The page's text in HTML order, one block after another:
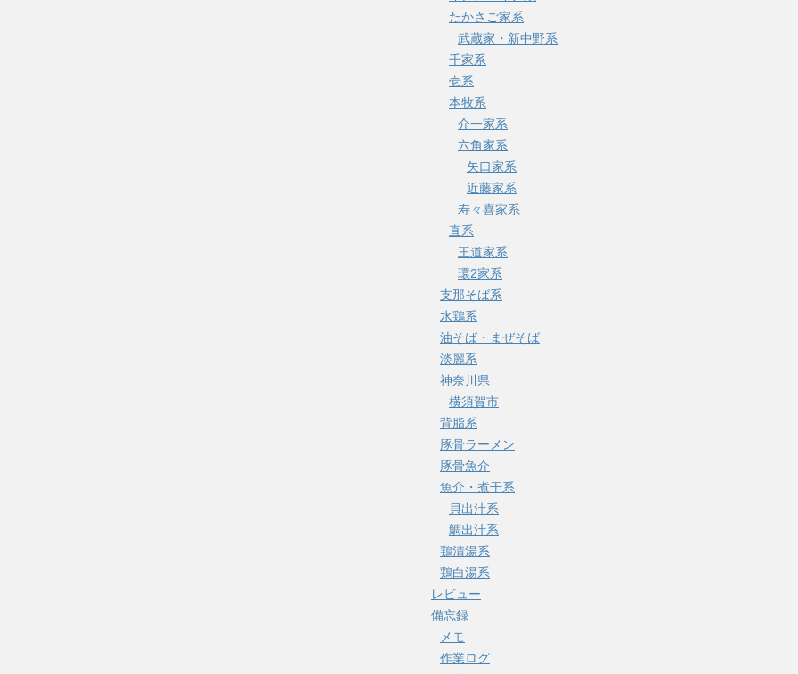
たかさご家系
武蔵家・新中野系
千家系
壱系
本牧系
介一家系
六角家系
矢口家系
近藤家系
寿々喜家系
直系
王道家系
環2家系
支那そば系
水鶏系
油そば・まぜそば
淡麗系
神奈川県
横須賀市
背脂系
豚骨ラーメン
豚骨魚介
魚介・煮干系
貝出汁系
鯛出汁系
鶏清湯系
鶏白湯系
レビュー
備忘録
メモ
作業ログ